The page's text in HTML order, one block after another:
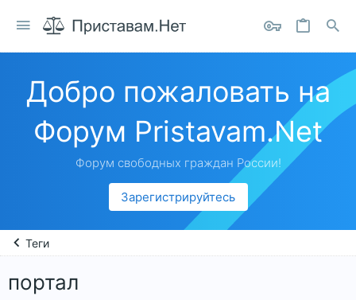
Добро пожаловать на
Форум Pristavam.Net
Форум свободных граждан России!
Зарегистрируйтесь
Теги
портал